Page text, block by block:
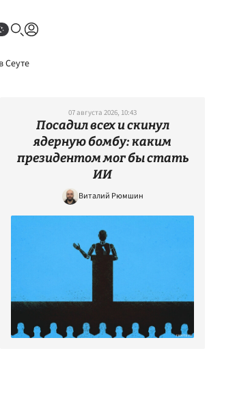
Сеуте
07 августа 2026, 10:43
Посадил всех и скинул
ядерную бомбу: каким
президентом мог бы стать
ИИ
Виталий Рюмшин